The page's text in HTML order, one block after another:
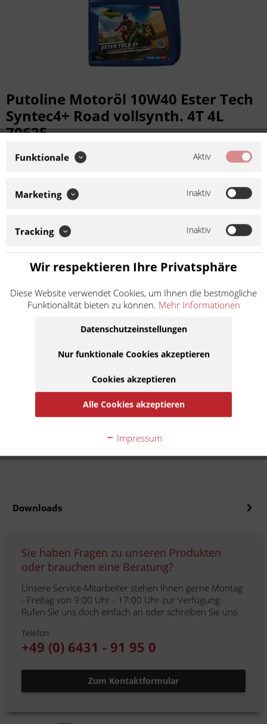
Putoline Motoröl 10W40 Ester Tech
Syntec4+ Road vollsynth. 4T 4L
70625
Artikel-Nr.:
450625
Hersteller:Putoline
Gefahrenhinweise
53,90 € *
inkl. MwSt. zzgl. Versandkosten
Auf die Merkliste
Beschreibung
Ester Tech 4+ Road 10W40 Ester Tech Syntec 4+ 10W-40 ist
ein vollsynthetisches...mehr
Downloads
Sie haben Fragen zu unseren Produkten
oder brauchen eine Beratung?
Unsere Service-Mitarbeiter stehen Ihnen gerne Montag
- Freitag von 9:00 Uhr - 17:00 Uhr zur Verfügung.
Rufen Sie uns doch einfach an oder schreiben Sie uns.
Telefon
+49 (0) 6431 - 91 95 0
Zum Kontaktformular
Funktionale Aktiv
Marketing Inaktiv
Tracking Inaktiv
Wir respektieren Ihre Privatsphäre
Diese Website verwendet Cookies, um Ihnen die bestmögliche
Funktionalität bieten zu können. Mehr Informationen
Datenschutzeinstellungen
Nur funktionale Cookies akzeptieren
Cookies akzeptieren
Alle Cookies akzeptieren
Impressum